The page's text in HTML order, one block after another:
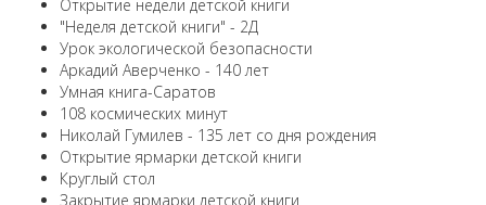
Открытие недели детской книги
"Неделя детской книги" - 2Д
Урок экологической безопасности
Аркадий Аверченко - 140 лет
Умная книга-Саратов
108 космических минут
Николай Гумилев - 135 лет со дня рождения
Открытие ярмарки детской книги
Круглый стол
Закрытие ярмарки детской книги